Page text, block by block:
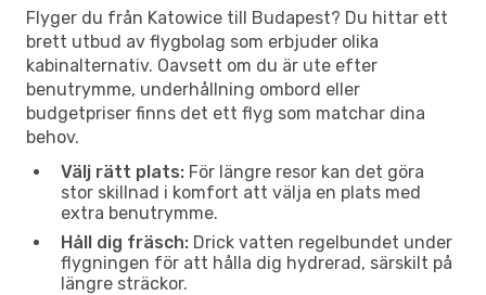
Flyger du från Katowice till Budapest? Du hittar ett
brett utbud av flygbolag som erbjuder olika
kabinalternativ. Oavsett om du är ute efter
benutrymme, underhållning ombord eller
budgetpriser finns det ett flyg som matchar dina
behov.
Välj rätt plats: För längre resor kan det göra
stor skillnad i komfort att välja en plats med
extra benutrymme.
Håll dig fräsch: Drick vatten regelbundet under
flygningen för att hålla dig hydrerad, särskilt på
längre sträckor.